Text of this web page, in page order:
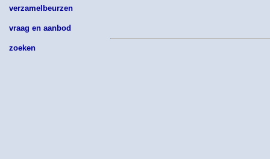
verzamelbeurzen
vraag en aanbod
zoeken